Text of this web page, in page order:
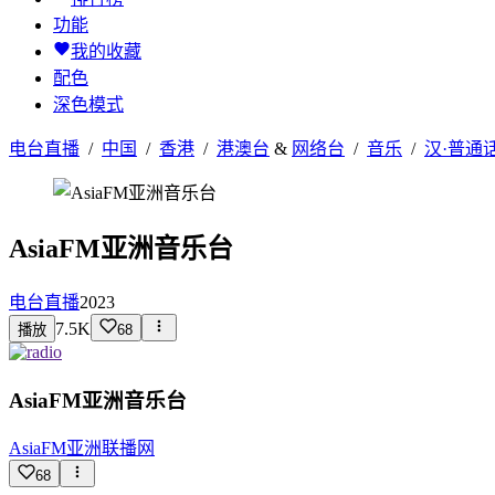
功能
我的收藏
配色
深色模式
电台直播 / 中国 / 香港 / 港澳台 & 网络台 / 音乐 / 汉·普通
AsiaFM亚洲音乐台
电台直播2023
播放 7.5K 68
AsiaFM亚洲音乐台
AsiaFM亚洲联播网
68